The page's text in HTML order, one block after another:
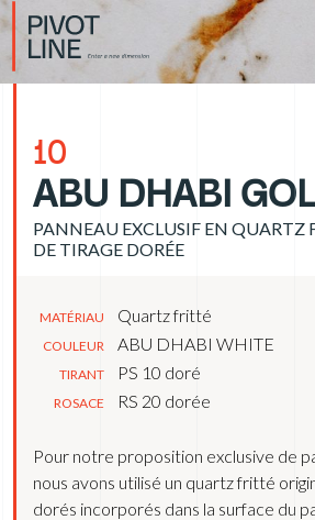
10
ABU DHABI
PANNEAU EXCLUSIF EN QUARTZ
DE TIRAGE DORÉE
MATÉRIAU Quartz fritté
COULEUR ABU DHABI WHITE
TIRANT PS 10 doré
ROSACE RS 20 dorée
Pour notre proposition exclusive de
nous avons utilisé un quartz fritté
dorés incorporés dans la surface du